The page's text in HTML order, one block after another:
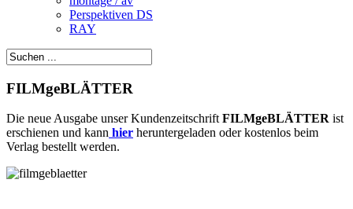
Perspektiven DS
RAY
FILMgeBLÄTTER
Die neue Ausgabe unser KundenzeitschriftFILMgeBLÄTTER ist
erschienen und kann hier heruntergeladen oder kostenlos beim
Verlag bestellt werden.